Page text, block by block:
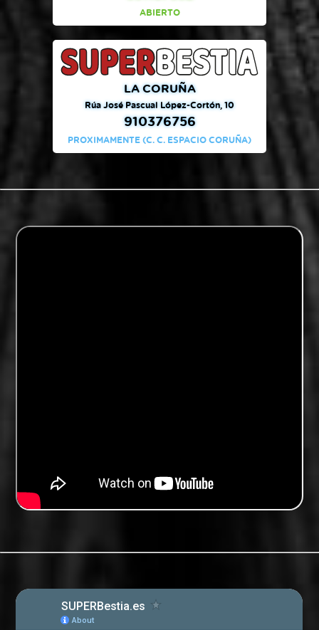
ABIERTO
LA CORUÑA
Rúa José Pascual López-Cortón, 10
910376756
PROXIMAMENTE (C. C. ESPACIO CORUÑA)